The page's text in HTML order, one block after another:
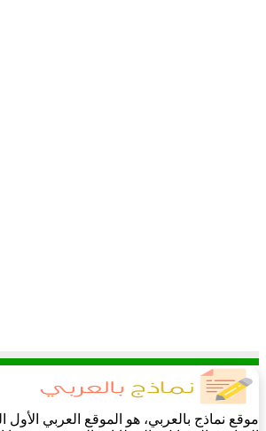
موقع نماذج بالعربي، هو الموقع العربي